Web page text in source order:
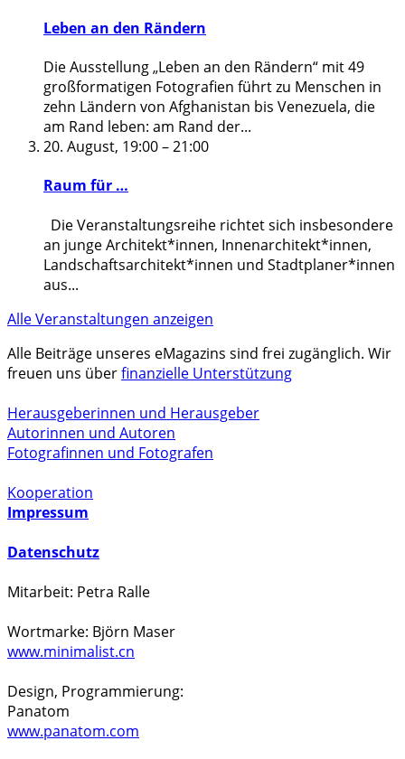
Leben an den Rändern
Die Ausstellung „Leben an den Rändern“ mit 49
großformatigen Fotografien führt zu Menschen in
zehn Ländern von Afghanistan bis Venezuela, die
am Rand leben: am Rand der...
20. August, 19:00–21:00
Raum für …
Die Veranstaltungsreihe richtet sich insbesondere
an junge Architekt*innen, Innenarchitekt*innen,
Landschaftsarchitekt*innen und Stadtplaner*innen
aus...
Alle Veranstaltungen anzeigen
Alle Beiträge unseres eMagazins sind frei zugänglich. Wir
freuen uns überfinanzielle Unterstützung
Herausgeberinnen und Herausgeber
Autorinnen und Autoren
Fotografinnen und Fotografen
Kooperation
Impressum
Datenschutz
Mitarbeit: Petra Ralle
Wortmarke: Björn Maser
www.minimalist.cn
Design, Programmierung:
Panatom
www.panatom.com